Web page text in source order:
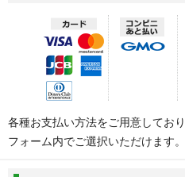
各種お支払い方法をご用意してお
フォーム内でご選択いただけます。